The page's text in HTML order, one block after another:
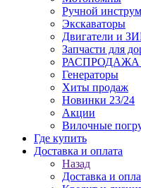
Ручной
Экскаваторы
Двигатели и
Запчасти для
РАСПРОДАЖА
Генераторы
Хиты продаж
Новинки 23/24
Акции
Вилочные
Где купить
Доставка и оплата
Назад
Доставка и